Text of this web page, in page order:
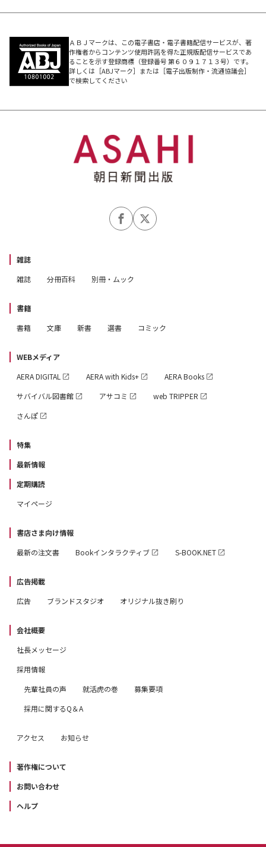
ＡＢＪマークは、この電子書店・電子書籍配信サービスが、著
作権者からコンテンツ使用許諾を得た正規版配信サービスであ
ることを示す登録商標（登録番号 第６０９１７１３号）です。
詳しくは［ABJマーク］または［電子出版制作・流通協議会］
で検索してください
雑誌
雑誌
分冊百科 別冊・ムック
書籍
書籍
文庫 新書 選書 コミック
WEBメディア
AERA DIGITAL
AERA with Kids+
AERA Books
サバイバル図書館
アサコミ
web TRIPPER
さんぽ
特集
最新情報
定期購読
マイページ
書店さま向け情報
最新の注文書
Bookインタラクティブ S-BOOK.NET
広告掲載
広告
ブランドスタジオ オリジナル抜き刷り
会社概要
社長メッセージ
採用情報
先輩社員の声
就活虎の巻
募集要項
採用に関するQ＆A
アクセス お知らせ
著作権について
お問い合わせ
ヘルプ